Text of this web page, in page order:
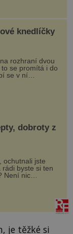
knedlíčky
rozhraní dvou
se promítá i do
se v ní
a díky tomu
chuťově bohaté
st...
dobroty z
ochutnali jste
byste si ten
Není nic
(10 porcí)
na dovolené v
je těžké si